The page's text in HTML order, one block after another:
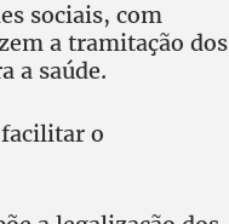
sociais, com
a tramitação dos
a saúde.
facilitar o